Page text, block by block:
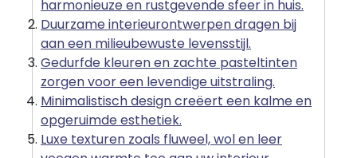
harmonieuze en rustgevende sfeer in huis.
Duurzame interieurontwerpen dragen bij
aan een milieubewuste levensstijl.
Gedurfde kleuren en zachte pasteltinten
zorgen voor een levendige uitstraling.
Minimalistisch design creëert een kalme en
opgeruimde esthetiek.
Luxe texturen zoals fluweel, wol en leer